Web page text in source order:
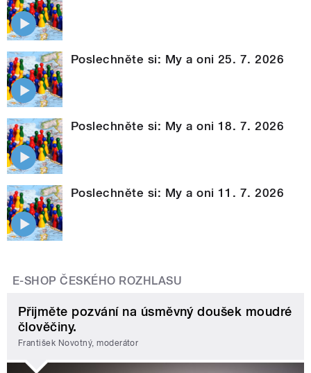
Poslechněte si: My a oni 25. 7. 2026
Poslechněte si: My a oni 18. 7. 2026
Poslechněte si: My a oni 11. 7. 2026
E-SHOP ČESKÉHO ROZHLASU
Přijměte pozvání na úsměvný doušek moudré
člověčiny.
František Novotný, moderátor